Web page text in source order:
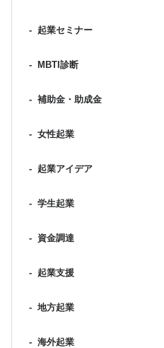
- 起業セミナー
- MBTI診断
- 補助金・助成金
- 女性起業
- 起業アイデア
- 学生起業
- 資金調達
- 起業支援
- 地方起業
- 海外起業